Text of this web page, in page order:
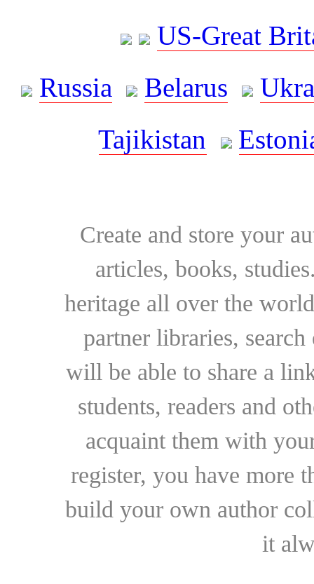
US-Great
Russia
Belarus
Tajikistan
Create and store your
articles, books,
heritage all over the
partner libraries,
will be able to share a
students, readers and
acquaint them with
register, you have more
build your own author
it